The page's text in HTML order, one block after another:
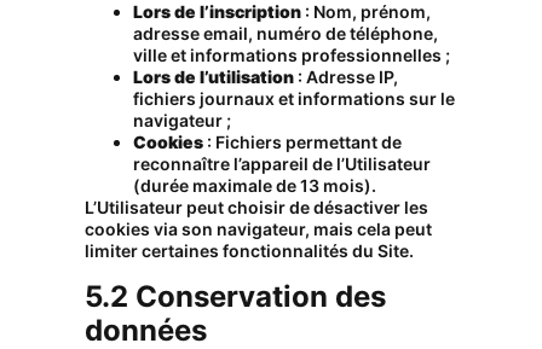
Lors de l’inscription : Nom, prénom,
adresse email, numéro de téléphone,
ville et informations professionnelles ;
Lors de l’utilisation : Adresse IP,
fichiers journaux et informations sur le
navigateur ;
Cookies : Fichiers permettant de
reconnaître l’appareil de l’Utilisateur
(durée maximale de 13 mois).
L’Utilisateur peut choisir de désactiver les
cookies via son navigateur, mais cela peut
limiter certaines fonctionnalités du Site.
5.2 Conservation des
données